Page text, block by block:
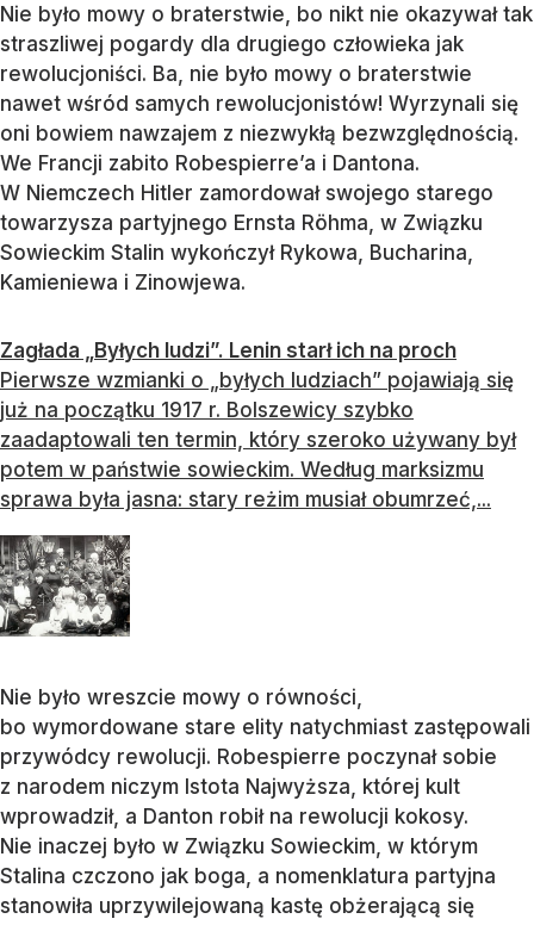
Nie było mowy o braterstwie, bo nikt nie okazywał tak
straszliwej pogardy dla drugiego człowieka jak
rewolucjoniści. Ba, nie było mowy o braterstwie
nawet wśród samych rewolucjonistów! Wyrzynali się
oni bowiem nawzajem z niezwykłą bezwzględnością.
We Francji zabito Robespierre’a i Dantona.
W Niemczech Hitler zamordował swojego starego
towarzysza partyjnego Ernsta Röhma, w Związku
Sowieckim Stalin wykończył Rykowa, Bucharina,
Kamieniewa i Zinowjewa.
Zagłada „Byłych ludzi”. Lenin starł ich na proch
Pierwsze wzmianki o „byłych ludziach” pojawiają się
już na początku 1917 r. Bolszewicy szybko
zaadaptowali ten termin, który szeroko używany był
potem w państwie sowieckim. Według marksizmu
sprawa była jasna: stary reżim musiał obumrzeć,...
Nie było wreszcie mowy o równości,
bo wymordowane stare elity natychmiast zastępowali
przywódcy rewolucji. Robespierre poczynał sobie
z narodem niczym Istota Najwyższa, której kult
wprowadził, a Danton robił na rewolucji kokosy.
Nie inaczej było w Związku Sowieckim, w którym
Stalina czczono jak boga, a nomenklatura partyjna
stanowiła uprzywilejowaną kastę obżerającą się